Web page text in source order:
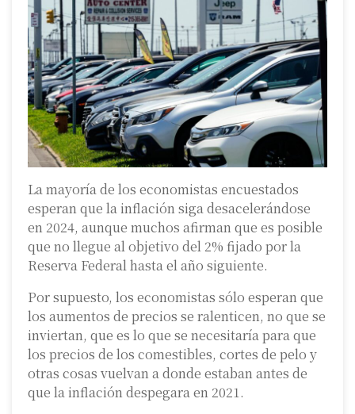
La mayoría de los economistas encuestados
esperan que la inflación siga desacelerándose
en 2024, aunque muchos afirman que es posible
que no llegue al objetivo del 2% fijado por la
Reserva Federal hasta el año siguiente.
Por supuesto, los economistas sólo esperan que
los aumentos de precios se ralenticen, no que se
inviertan, que es lo que se necesitaría para que
los precios de los comestibles, cortes de pelo y
otras cosas vuelvan a donde estaban antes de
que la inflación despegara en 2021.